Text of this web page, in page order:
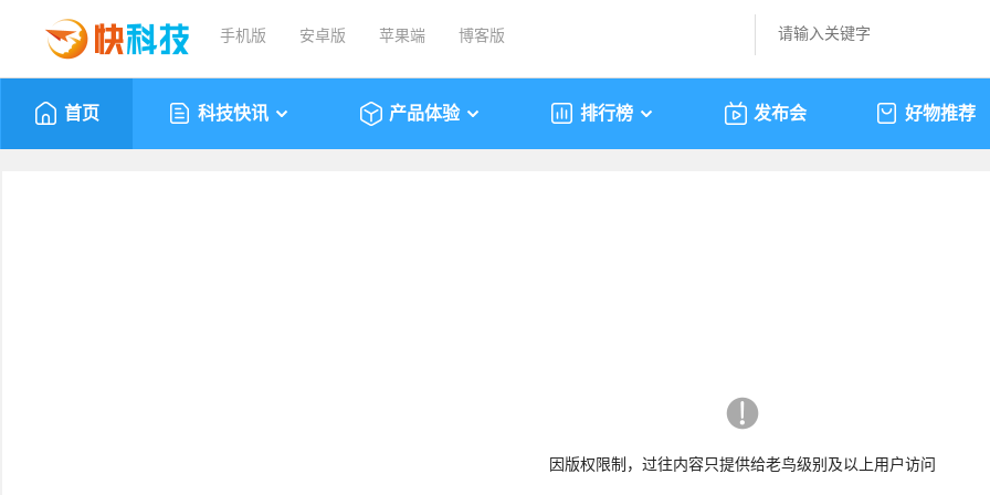
手机版 安卓版 苹果端 博客版
首页 科技快讯 产品体验 排行榜 发布会 好物推荐
因版权限制，过往内容只提供给老鸟级别及以上用户访问